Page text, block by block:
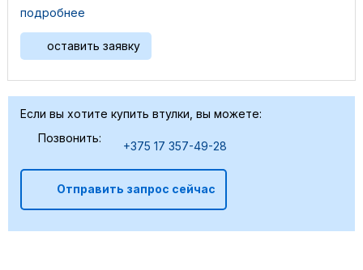
подробнее
оставить заявку
Если вы хотите купить втулки, вы можете:
Позвонить:
+375 17 357-49-28
Отправить запрос сейчас